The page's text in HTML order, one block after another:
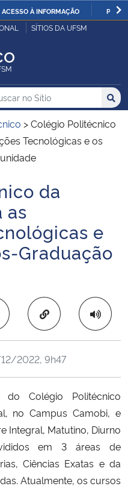
ACESSO À INFORMAÇÃO
e Comunicações
SÍTIOS DA UFSM
no no Sítio
>Colégio Politécnico
Tecnológicas e os
da
as
e
Graduação
Copiar para área
2022, 9h47
Colégio Politécnico
no Campus Camobi, e
Integral, Matutino, Diurno
em 3 áreas de
Ciências Exatas e da
Atualmente, os cursos